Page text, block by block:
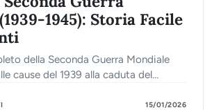
1945): Storia Facile
della Seconda Guerra Mondiale
cause del 1939 alla caduta del
15/01/2026